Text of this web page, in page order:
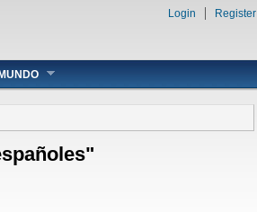
Login Register